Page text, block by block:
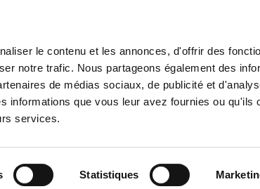
le contenu et les annonces, d'offrir des
notre trafic. Nous partageons également des
de médias sociaux, de publicité et
informations que vous leur avez fournies ou qu'ils
services.
Statistiques
Vos emballages industriels